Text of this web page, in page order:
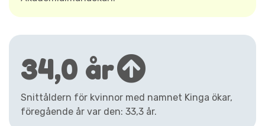
34,0 år
Snittåldern för kvinnor med namnet Kinga ökar,
föregående år var den: 33,3 år.